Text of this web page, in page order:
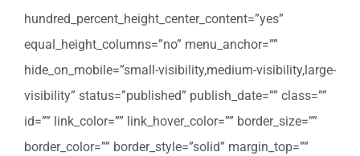
hundred_percent_height_center_content=”yes”
equal_height_columns=”no” menu_anchor=””
hide_on_mobile=”small-visibility,medium-visibility,large-
visibility” status=”published” publish_date=”” class=””
id=”” link_color=”” link_hover_color=”” border_size=””
border_color=”” border_style=”solid” margin_top=””